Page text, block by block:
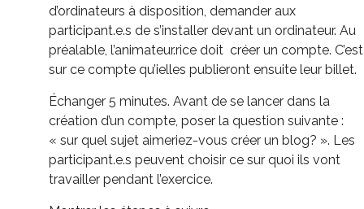
d’ordinateurs à disposition, demander aux
participant.e.s de s’installer devant un ordinateur. Au
préalable, l’animateur.rice doit créer un compte. C’est
sur ce compte qu’ielles publieront ensuite leur billet.
Échanger 5 minutes. Avant de se lancer dans la
création d’un compte, poser la question suivante :
« sur quel sujet aimeriez-vous créer un blog? ». Les
participant.e.s peuvent choisir ce sur quoi ils vont
travailler pendant l’exercice.